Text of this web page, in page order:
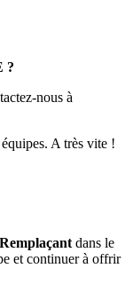
?
nous à
A très vite !
dans le
et continuer à offrir